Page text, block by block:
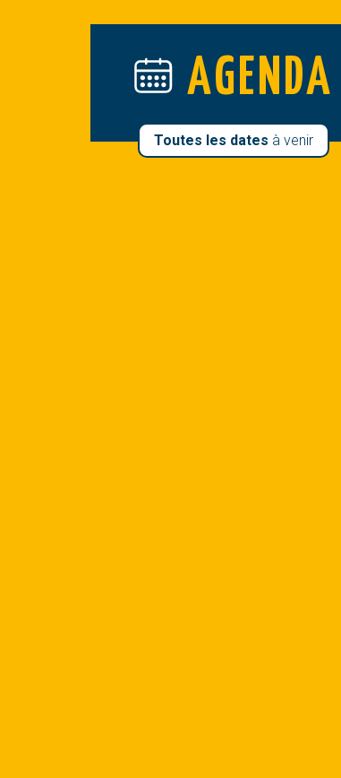
AGENDA
Toutes les dates à venir